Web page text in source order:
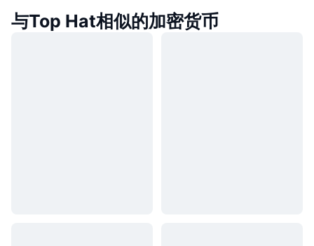
与Top Hat相似的加密货币